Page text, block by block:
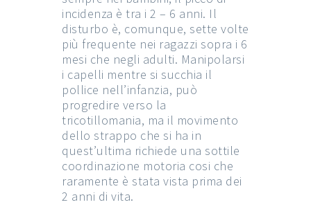
incidenza è tra i 2 – 6 anni. Il
disturbo è, comunque, sette volte
più frequente nei ragazzi sopra i 6
mesi che negli adulti. Manipolarsi
i capelli mentre si succhia il
pollice nell’infanzia, può
progredire verso la
tricotillomania, ma il movimento
dello strappo che si ha in
quest’ultima richiede una sottile
coordinazione motoria cosi che
raramente è stata vista prima dei
2 anni di vita.